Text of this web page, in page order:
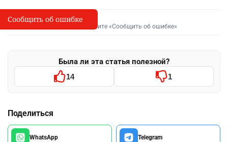
I
Сообщить об опечатке
Выделите фрагмент и нажмите «Сообщить об ошибке»
Была ли эта статья полезной?
14 1
Поделиться
WhatsApp Telegram
Сообщить об ошибке